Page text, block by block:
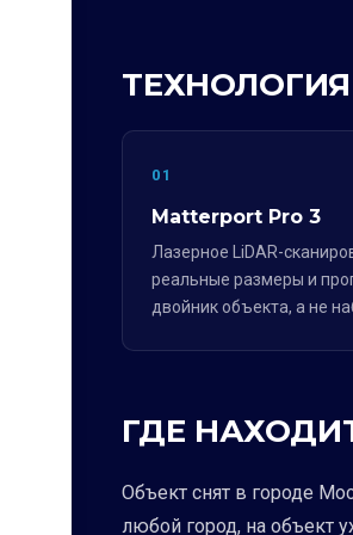
01
Matterport Pro 3
Лазерное LiDAR-
реальные размеры и
двойник объекта, а не
ГДЕ
Объект снят в городе
любой город, на объект